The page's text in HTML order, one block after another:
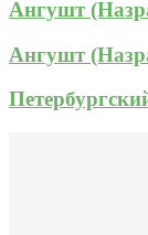
Ангушт
Ангушт